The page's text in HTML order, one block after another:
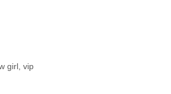
girl ,vip